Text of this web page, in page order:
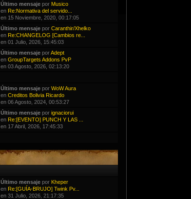
Último mensajepor Musico
en Re:Normativa del servido...
en 15 Noviembre, 2020, 00:17:05
Último mensajepor Caranthir/Xhelko
en Re:CHANGELOG [Cambios re...
en 01 Julio, 2026, 15:45:03
Último mensajeporAdept
en GroupTargets Addons PvP
en 03 Agosto, 2026, 02:13:20
Último mensajepor WoW Aura
en Creditos Bolivia Ricardo
en 06 Agosto, 2024, 00:53:27
Último mensajepor ignaciorui
en Re:[EVENTO] PUNCH Y LAS ...
en 17 Abril, 2026, 17:45:33
Último mensajepor Kheper
en Re:[GUÍA-BRUJO] Twink Pv...
en 31 Julio, 2026, 21:17:35